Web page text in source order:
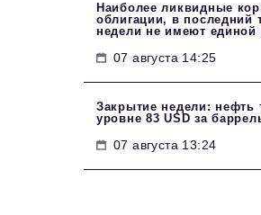
Наиболее ликвидные
облигации, в последний
недели не имеют единой
07 августа 14:25
Закрытие недели: нефть
уровне 83 USD за
07 августа 13:24